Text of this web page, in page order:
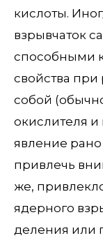
кислоты.
взрывчаток
способными
свойства
собой
окислителя и
явление
привлечь
же,
ядерного
деления или